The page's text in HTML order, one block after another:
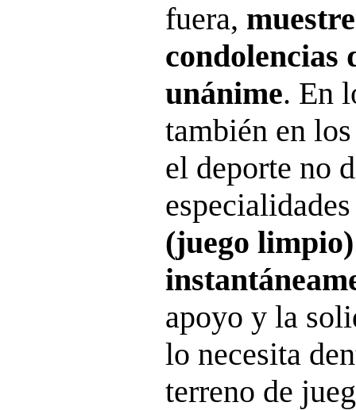
fuera,
condolencias
unánime. En
también en
el deporte no
(juego
apoyo y la
lo necesita
terreno de